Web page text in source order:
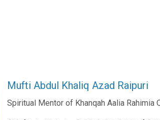
Mufti Abdul Khaliq Azad Raipuri
Spiritual Mentor of Khanqah Aalia Rahimia